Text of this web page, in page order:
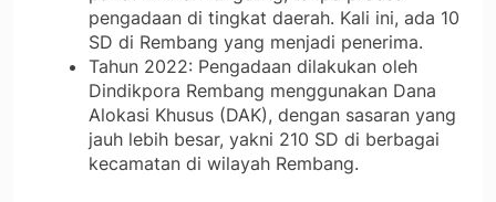
pengadaan di tingkat daerah. Kali ini, ada 10
SD di Rembang yang menjadi penerima.
Tahun 2022: Pengadaan dilakukan oleh
Dindikpora Rembang menggunakan Dana
Alokasi Khusus (DAK), dengan sasaran yang
jauh lebih besar, yakni 210 SD di berbagai
kecamatan di wilayah Rembang.